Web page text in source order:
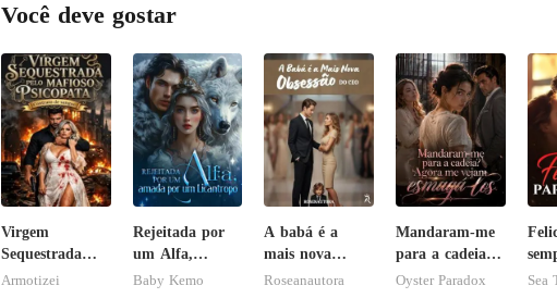
Você deve gostar
Virgem
Sequestrada
pelo Mafioso
Armotizei
Rejeitada por
um Alfa,
amada por um
Baby Kemo
A babá é a
mais nova
obsessão do
Roseanautora
Mandaram-me
para a cadeia?
Agora me
Oyster Paradox
Sea